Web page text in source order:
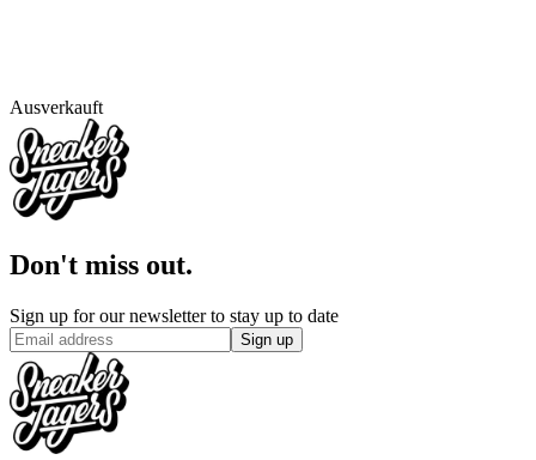
Ausverkauft
Don't miss out.
Sign up for our newsletter to stay up to date
Sign up